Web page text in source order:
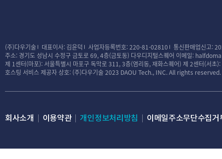
(주)다우기술 대표이사: 김윤덕 사업자등록번호: 220-81-02810
통신판매업신고:
주소: 경기도 성남시 수정구 금토로 69, 4층(금토동) 다우디지털스퀘어 이메일:
제 1센터(마포): 서울특별시 마포구 독막로 311, 3층(염리동, 재화스퀘어) 제 2센터(서초
호스팅 서비스 제공자 상호: (주)다우기술2023 DAOU Tech., INC. All rights reserved.
회사소개 이용약관 개인정보처리방침 이메일주소무단수집거